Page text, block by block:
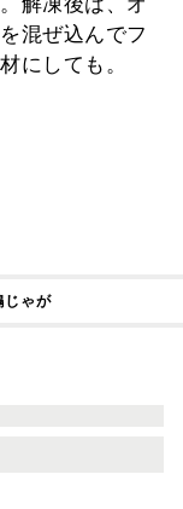
混ぜ込んでフ
にしても。
じゃが